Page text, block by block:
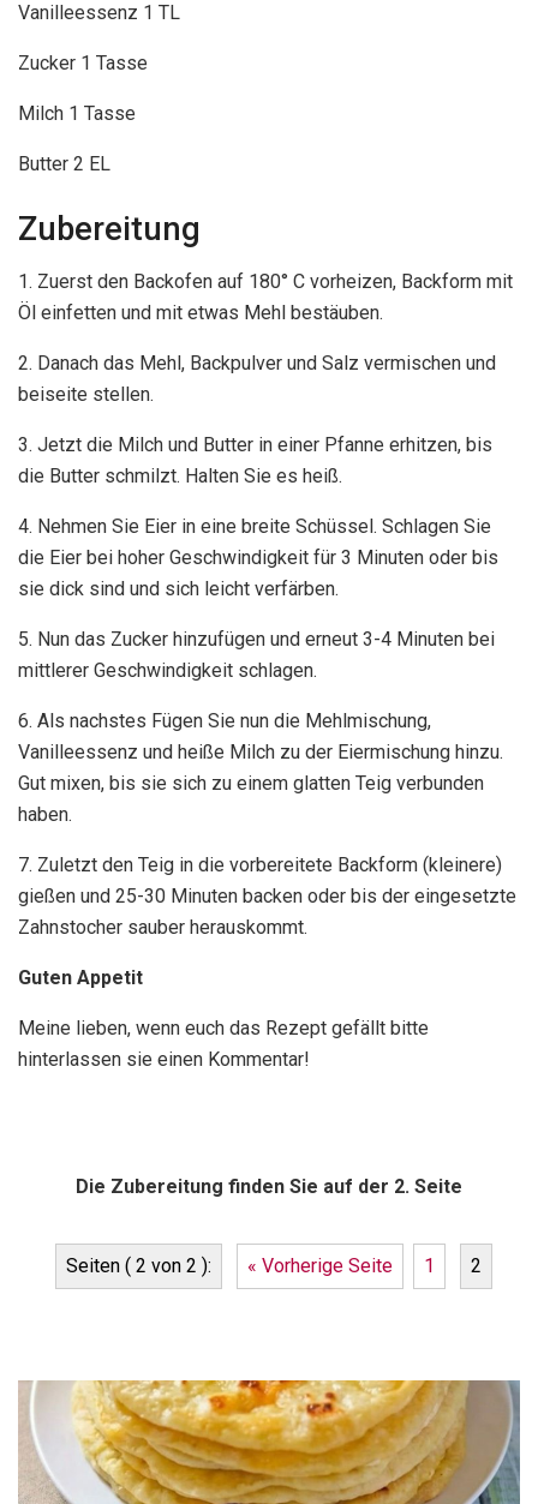
Vanilleessenz 1 TL
Zucker 1 Tasse
Milch 1 Tasse
Butter 2 EL
Zubereitung
1. Zuerst den Backofen auf 180° C vorheizen, Backform mit
Öl einfetten und mit etwas Mehl bestäuben.
2. Danach das Mehl, Backpulver und Salz vermischen und
beiseite stellen.
3. Jetzt die Milch und Butter in einer Pfanne erhitzen, bis
die Butter schmilzt. Halten Sie es heiß.
4. Nehmen Sie Eier in eine breite Schüssel. Schlagen Sie
die Eier bei hoher Geschwindigkeit für 3 Minuten oder bis
sie dick sind und sich leicht verfärben.
5. Nun das Zucker hinzufügen und erneut 3-4 Minuten bei
mittlerer Geschwindigkeit schlagen.
6. Als nachstes Fügen Sie nun die Mehlmischung,
Vanilleessenz und heiße Milch zu der Eiermischung hinzu.
Gut mixen, bis sie sich zu einem glatten Teig verbunden
haben.
7. Zuletzt den Teig in die vorbereitete Backform (kleinere)
gießen und 25-30 Minuten backen oder bis der eingesetzte
Zahnstocher sauber herauskommt.
Guten Appetit
Meine lieben, wenn euch das Rezept gefällt bitte
hinterlassen sie einen Kommentar!
Die Zubereitung finden Sie auf der 2. Seite
Seiten ( 2 von 2 ): « Vorherige Seite 1 2